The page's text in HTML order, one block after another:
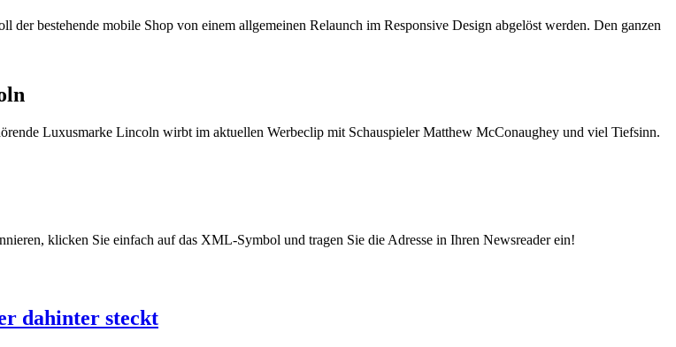
bestehende mobile Shop von einem allgemeinen Relaunch im Responsive Design abgelöst werden. Den ganzen
Luxusmarke Lincoln wirbt im aktuellen Werbeclip mit Schauspieler Matthew McConaughey und viel Tiefsinn.
klicken Sie einfach auf das XML-Symbol und tragen Sie die Adresse in Ihren Newsreader ein!
dahinter steckt